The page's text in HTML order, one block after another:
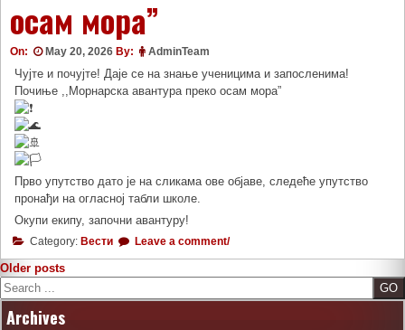
осам мора”
On: May 20, 2026 By: AdminTeam
Чујте и почујте! Даје се на знање ученицима и запосленима!
Почиње ,,Морнарска авантура преко осам мора”
Прво упутство дато је на сликама ове објаве, следеће упутство
пронађи на огласној табли школе.
Окупи екипу, започни авантуру!
Category: Вести Leave a comment/
Posts
navigation
Older posts
Search
Archives